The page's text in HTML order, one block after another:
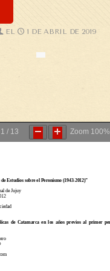
EL 1 DE ABRIL DE 2019
1 / 13 Zoom 100%